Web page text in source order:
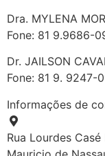
Dra. MYLENA
Fone: 81 9.9686-
Dr. JAILSON
Fone: 81 9. 9247-
Informações de
Rua Lourdes